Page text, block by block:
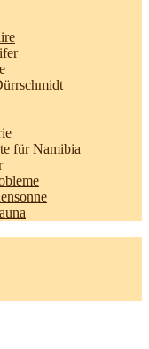
für Namibia